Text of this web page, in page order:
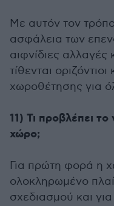
Με αυτόν τον
ασφάλεια των
αιφνίδιες
τίθενται
χωροθέτησης για
11) Τι προβλέπει
χώρο;
Για πρώτη φορά η
ολοκληρωμένο
σχεδιασμού και